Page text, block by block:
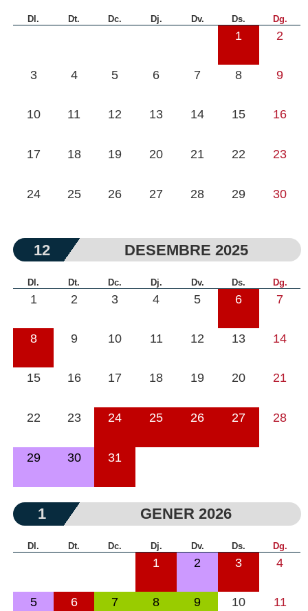
Dl. Dt. Dc. Dj. Dv. Ds. Dg.
1 2
3 4 5 6 7 8 9
10 11 12 13 14 15 16
17 18 19 20 21 22 23
24 25 26 27 28 29 30
12 DESEMBRE 2025
Dl. Dt. Dc. Dj. Dv. Ds. Dg.
1 2 3 4 5 6 7
8 9 10 11 12 13 14
15 16 17 18 19 20 21
22 23 24 25 26 27 28
29 30 31
1 GENER 2026
Dl. Dt. Dc. Dj. Dv. Ds. Dg.
1 2 3 4
5 6 7 8 9 10 11